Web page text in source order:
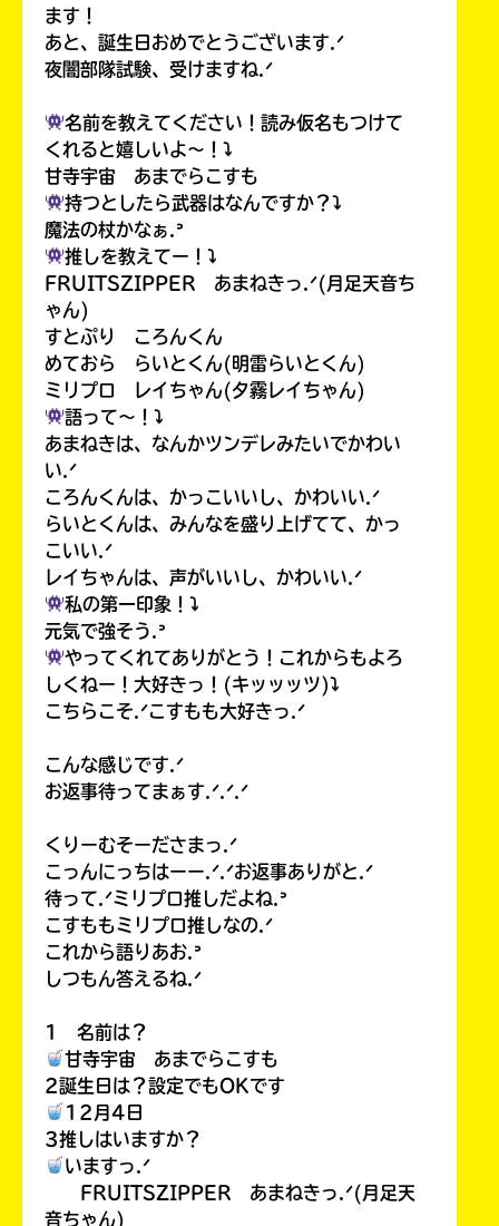
ます！
あと、誕生日おめでとうございます.ᐟ
夜闇部隊試験、受けますね.ᐟ
名前を教えてください！読み仮名もつけて
くれると嬉しいよ〜！⤵︎
甘寺宇宙 あまでらこすも
持つとしたら武器はなんですか？⤵︎
魔法の杖かなぁ.ᐣ
推しを教えてー！⤵︎
FRUITSZIPPER あまねきっ.ᐟ(月足天音ち
ゃん)
すとぷり ころんくん
めておら らいとくん(明雷らいとくん)
ミリプロ レイちゃん(夕霧レイちゃん)
語って〜！⤵︎
あまねきは、なんかツンデレみたいでかわい
い.ᐟ
ころんくんは、かっこいいし、かわいい.ᐟ
らいとくんは、みんなを盛り上げてて、かっ
こいい.ᐟ
レイちゃんは、声がいいし、かわいい.ᐟ
私の第一印象！⤵︎
元気で強そう.ᐣ
やってくれてありがとう！これからもよろ
しくねー！大好きっ！(キッッッツ)⤵︎
こちらこそ.ᐟこすもも大好きっ.ᐟ
こんな感じです.ᐟ
お返事待ってまぁす.ᐟ.ᐟ.ᐟ
くりーむそーださまっ.ᐟ
こっんにっちはーー.ᐟ.ᐟお返事ありがと.ᐟ
待って.ᐟミリプロ推しだよね.ᐣ
こすももミリプロ推しなの.ᐟ
これから語りあお.ᐣ
しつもん答えるね.ᐟ
1 名前は？
甘寺宇宙 あまでらこすも
2誕生日は？設定でもOKです
12月4日
3推しはいますか？
いますっ.ᐟ
FRUITSZIPPER あまねきっ.ᐟ(月足天
音ちゃん)